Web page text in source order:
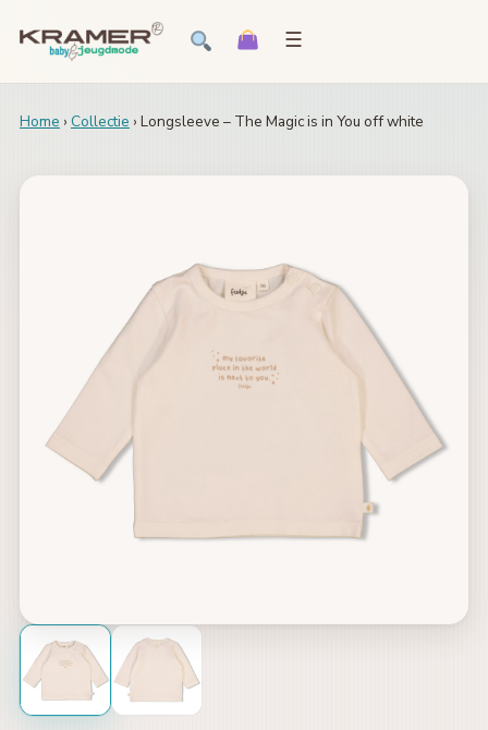
☰
Home › Collectie › Longsleeve – The Magic is in You off white